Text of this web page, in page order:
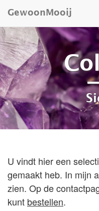
GewoonMooij
U vindt hier een
gemaakt heb. In mijn
zien. Op de
kunt bestellen.